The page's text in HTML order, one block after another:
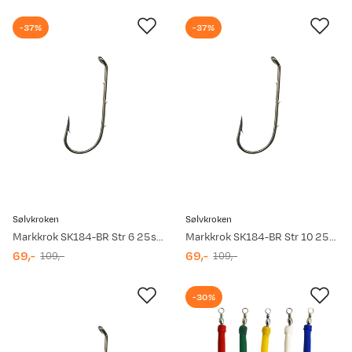
Sølvkroken
Markkrok SK184-BR Str 6 25stk Bronze Bronze
-37%
discounted
69,-
original109,-
Sølvkroken
Markkrok SK184-BR Str 10 25stk Bronze Bronze
-37%
discounted
price
69,-
original
price
109,-
-30%